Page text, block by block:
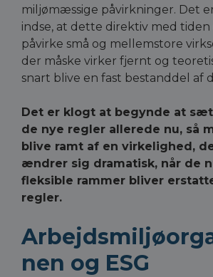
miljømæssige påvirkninger. Det
indse, at dette direktiv med tiden
påvirke små og mellemstore
der måske virker fjernt og
snart blive en fast bestanddel af
Det er klogt at begynde at
de nye regler allerede nu, så
blive ramt af en virkelighed,
ændrer sig dramatisk, når de
fleksible rammer bliver
regler.
nen og ESG